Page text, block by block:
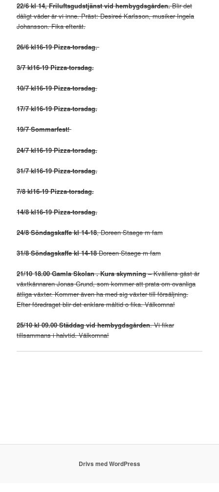
22/6 kl 14, Friluftsgudstjänst vid hembygdsgården.Blir det
dåligt väder är vi inne. Präst: Desireé Karlsson, musiker Ingela
Johansson. Fika efteråt.
26/6 kl16-19 Pizza-torsdag.
3/7 kl16-19 Pizza-torsdag.
10/7 kl16-19 Pizza-torsdag.
17/7 kl16-19 Pizza-torsdag.
19/7 Sommarfest!
24/7 kl16-19 Pizza-torsdag.
31/7 kl16-19 Pizza-torsdag.
7/8 kl16-19 Pizza-torsdag.
14/8 kl16-19 Pizza-torsdag.
24/8 Söndagskaffe kl 14-18, Doreen Staege m fam
31/8 Söndagskaffe kl 14-18Doreen Staege m fam
21/10 18.00 Gamla Skolan . Kura skymning– Kvällens gäst är
växtkännaren Jonas Grund, som kommer att prata om ovanliga
ätliga växter. Kommer även ha med sig växter till försäljning.
Efter föredraget blir det enklare måltid o fika. Välkomna!
25/10 kl 09.00 Städdag vid hembygdsgården. Vi fikar
tillsammans i halvtid. Välkomna!
Drivs med WordPress